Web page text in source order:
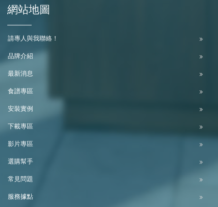
網站地圖
請專人與我聯絡！
品牌介紹
最新消息
食譜專區
安裝實例
下載專區
影片專區
選購幫手
常見問題
服務據點